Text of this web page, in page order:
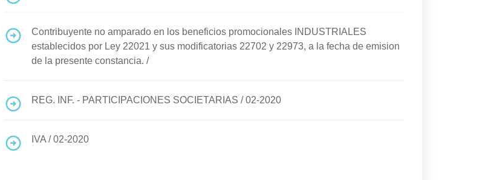
Contribuyente no amparado en los beneficios promocionales INDUSTRIALES
establecidos por Ley 22021 y sus modificatorias 22702 y 22973, a la fecha de emision
de la presente constancia. /
REG. INF. - PARTICIPACIONES SOCIETARIAS /02-2020
IVA /02-2020